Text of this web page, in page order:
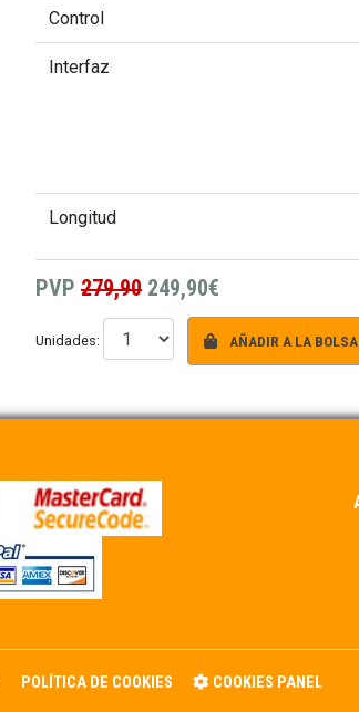
Control
Interfaz
Longitud
PVP 279,90 249,90€
Unidades: AÑADIR A LA BOLSA
POLÍTICA DE COOKIES COOKIES PANEL